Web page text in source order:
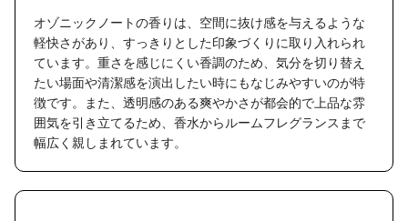
オゾニックノートの香りは、空間に抜け感を与えるような
軽快さがあり、すっきりとした印象づくりに取り入れられ
ています。重さを感じにくい香調のため、気分を切り替え
たい場面や清潔感を演出したい時にもなじみやすいのが特
徴です。また、透明感のある爽やかさが都会的で上品な雰
囲気を引き立てるため、香水からルームフレグランスまで
幅広く親しまれています。